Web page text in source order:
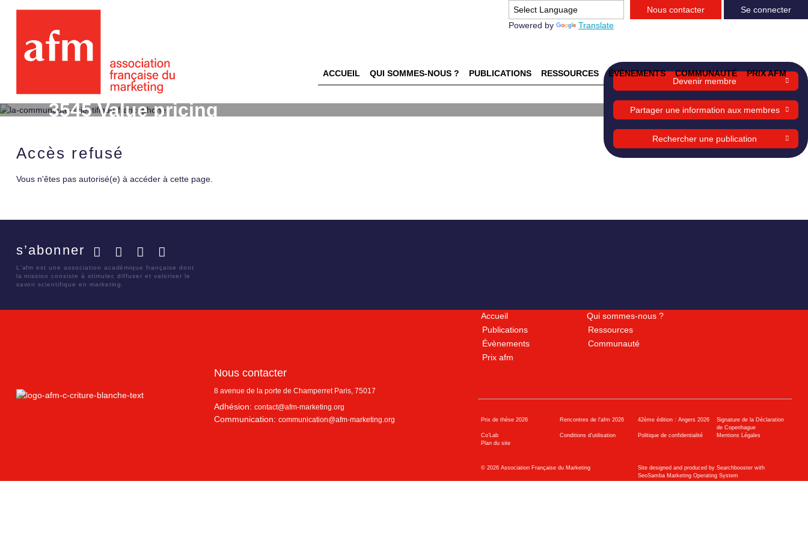
Powered by Translate
Nous contacter Se connecter
ACCUEIL QUI SOMMES-NOUS ? PUBLICATIONS RESSOURCES ÉVÈNEMENTS COMMUNAUTÉ PRIX AFM
3545 Value pricing
Devenir membre
Partager une information aux membres
Rechercher une publication
Accès refusé
Vous n'êtes pas autorisé(e) à accéder à cette page.
s’abonner
L'afm est une association académique française dont
la mission consiste à stimuler, diffuser et valoriser le
savoir scientifique en marketing.
Nous contacter
8 avenue de la porte de Champerret Paris, 75017
Adhésion: contact@afm-marketing.org
Communication: communication@afm-marketing.org
Accueil
Qui sommes-nous ?
Publications
Ressources
Évènements
Communauté
Prix afm
Prix de thèse 2026 Rencontres de l'afm 2026 42ème édition : Angers 2026
Signature de la Déclaration
de Copenhague
Co’Lab
Conditions d’utilisation Politique de confidentialité
Mentions Légales
Plan du site
© 2026Association Française du Marketing
Site designed and produced by Searchbooster with
SeoSamba Marketing Operating System